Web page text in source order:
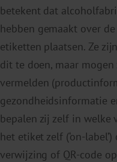
betekent dat
hebben gemaakt over
etiketten plaatsen. Ze
dit te doen, maar
vermelden
gezondheidsinformatie
bepalen zij zelf in welke
het etiket zelf (‘on-
verwijzing of QR-code